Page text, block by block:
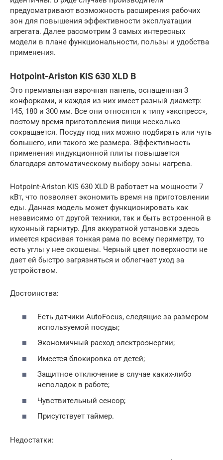
предусматривают возможность расширения рабочих
зон для повышения эффективности эксплуатации
агрегата. Далее рассмотрим 3 самых интересных
модели в плане функциональности, пользы и удобства
применения.
Hotpoint-Ariston KIS 630 XLD B
Это премиальная варочная панель, оснащенная 3
конфорками, и каждая из них имеет разный диаметр:
145, 180 и 300 мм. Все они относятся к типу «экспресс»,
поэтому время приготовления пищи несколько
сокращается. Посуду под них можно подбирать или чуть
большего, или такого же размера. Эффективность
применения индукционной плиты повышается
благодаря автоматическому выбору зоны нагрева.
Hotpoint-Ariston KIS 630 XLD B работает на мощности 7
кВт, что позволяет экономить время на приготовлении
еды. Данная модель может функционировать как
независимо от другой техники, так и быть встроенной в
кухонный гарнитур. Для аккуратной установки здесь
имеется красивая тонкая рама по всему периметру, то
есть углы у нее скошены. Черный цвет поверхности не
дает ей быстро загрязняться и облегчает уход за
устройством.
Достоинства:
Есть датчики AutoFocus, следящие за размером
используемой посуды;
Экономичный расход электроэнергии;
Имеется блокировка от детей;
Защитное отключение в случае каких-либо
неполадок в работе;
Чувствительный сенсор;
Присутствует таймер.
Недостатки: